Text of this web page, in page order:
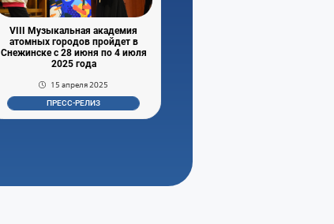
VIII Музыкальная академия
атомных городов пройдет в
Снежинске с 28 июня по 4 июля
2025 года
15 апреля 2025
ПРЕСС-РЕЛИЗ